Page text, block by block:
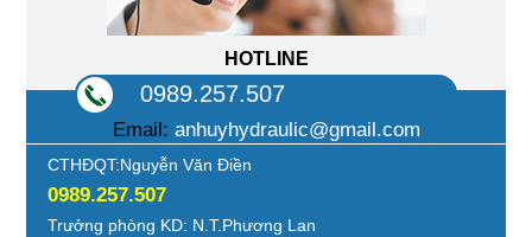
HOTLINE
0989.257.507
Email: anhuyhydraulic@gmail.com
CTHĐQT:Nguyễn Văn Điền
0989.257.507
Trưởng phòng KD: N.T.Phương Lan